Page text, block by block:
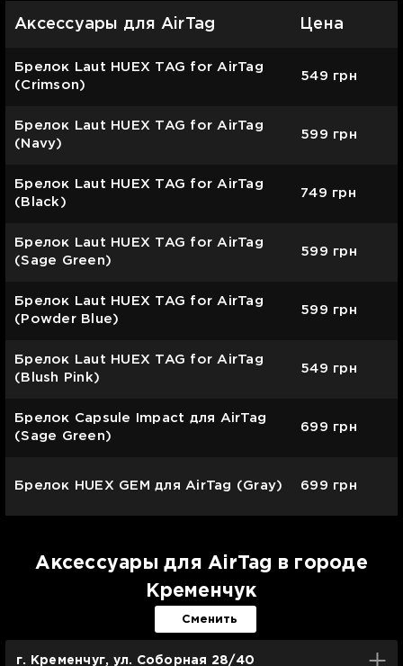
Аксессуары для AirTag Цена
Брелок Laut HUEX TAG for AirTag
(Crimson)
549 грн
Брелок Laut HUEX TAG for AirTag
(Navy)
599 грн
Брелок Laut HUEX TAG for AirTag
(Black)
749 грн
Брелок Laut HUEX TAG for AirTag
(Sage Green)
599 грн
Брелок Laut HUEX TAG for AirTag
(Powder Blue)
599 грн
Брелок Laut HUEX TAG for AirTag
(Blush Pink)
549 грн
Брелок Capsule Impact для AirTag
(Sage Green)
699 грн
Брелок HUEX GEM для AirTag (Gray) 699 грн
Аксессуары для AirTag в городе
Кременчук
Сменить
г. Кременчуг, ул. Соборная 28/40